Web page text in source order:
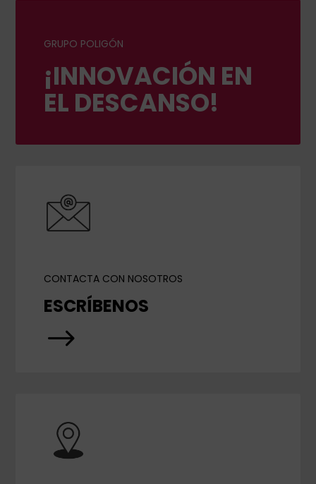
GRUPO POLIGÓN
¡INNOVACIÓN EN
EL DESCANSO!
CONTACTA CON NOSOTROS
ESCRÍBENOS
$